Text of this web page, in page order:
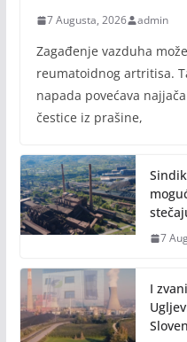
7 Augusta, 2026 admin
Zagađenje vazduha
reumatoidnog artritisa.
napada povećava
čestice iz prašine,
7
I